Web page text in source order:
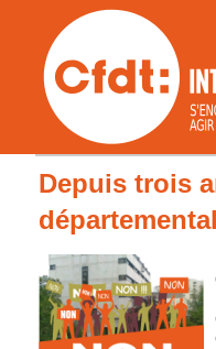
Depuis trois